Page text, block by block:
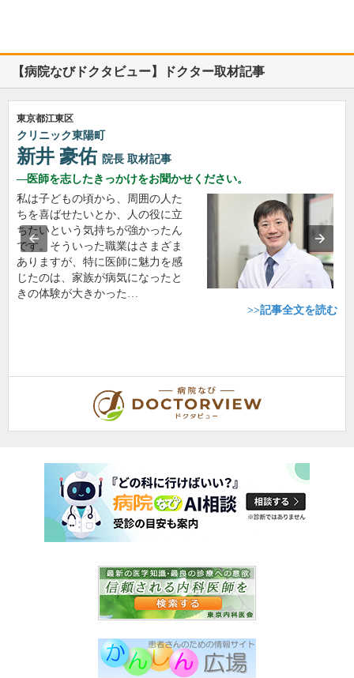
【病院なびドクタビュー】ドクター取材記事
東京都江東区
クリニック東陽町
新井 豪佑 院長 取材記事
医師を志したきっかけをお聞かせください。
私は子どもの頃から、周囲の人た
ちを喜ばせたいとか、人の役に立
ちたいという気持ちが強かったん
です。そういった職業はさまざま
ありますが、特に医師に魅力を感
じたのは、家族が病気になったと
きの体験が大きかった…
>>記事全文を読む